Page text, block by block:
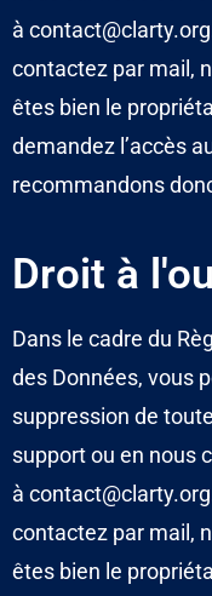
à contact@clarty.org
contactez par mail,
êtes bien le
demandez l’accès
recommandons
Droit à
Dans le cadre du
des Données, vous
suppression de
supportou en nous
à contact@clarty.org
contactez par mail,
êtes bien le